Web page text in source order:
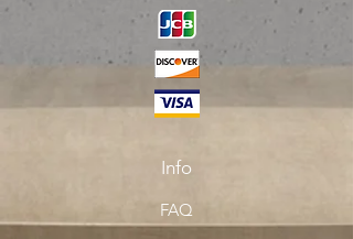
Info
FAQ